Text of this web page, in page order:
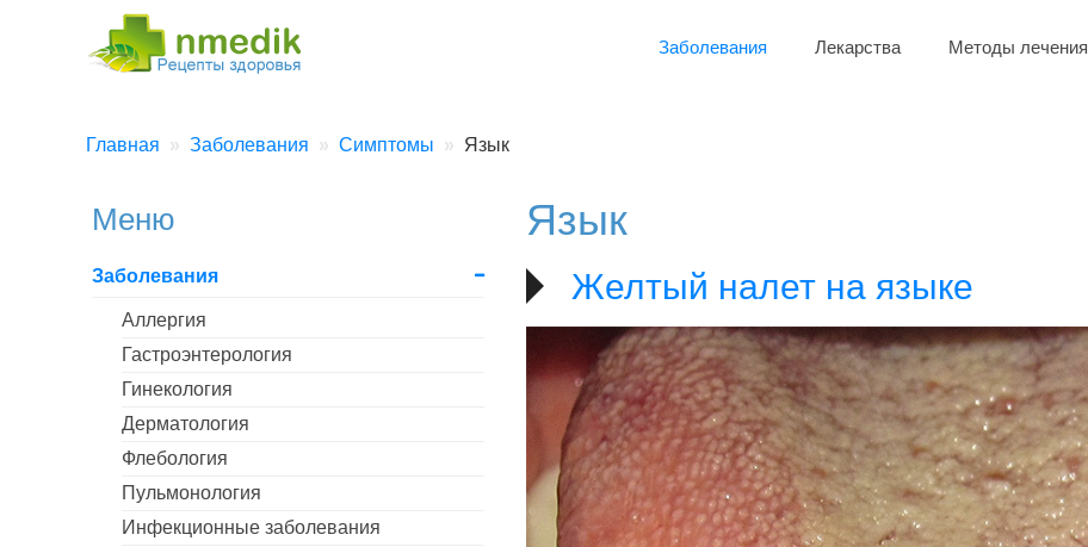
Заболевания Лекарства Методы лечения
Главная Заболевания Симптомы Язык
Язык
Желтый налет на языке
Меню
Заболевания
Аллергия
Гастроэнтерология
Гинекология
Дерматология
Флебология
Пульмонология
Инфекционные заболевания